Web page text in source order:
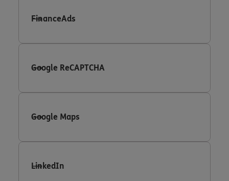
FinanceAds
Google ReCAPTCHA
Google Maps
LinkedIn